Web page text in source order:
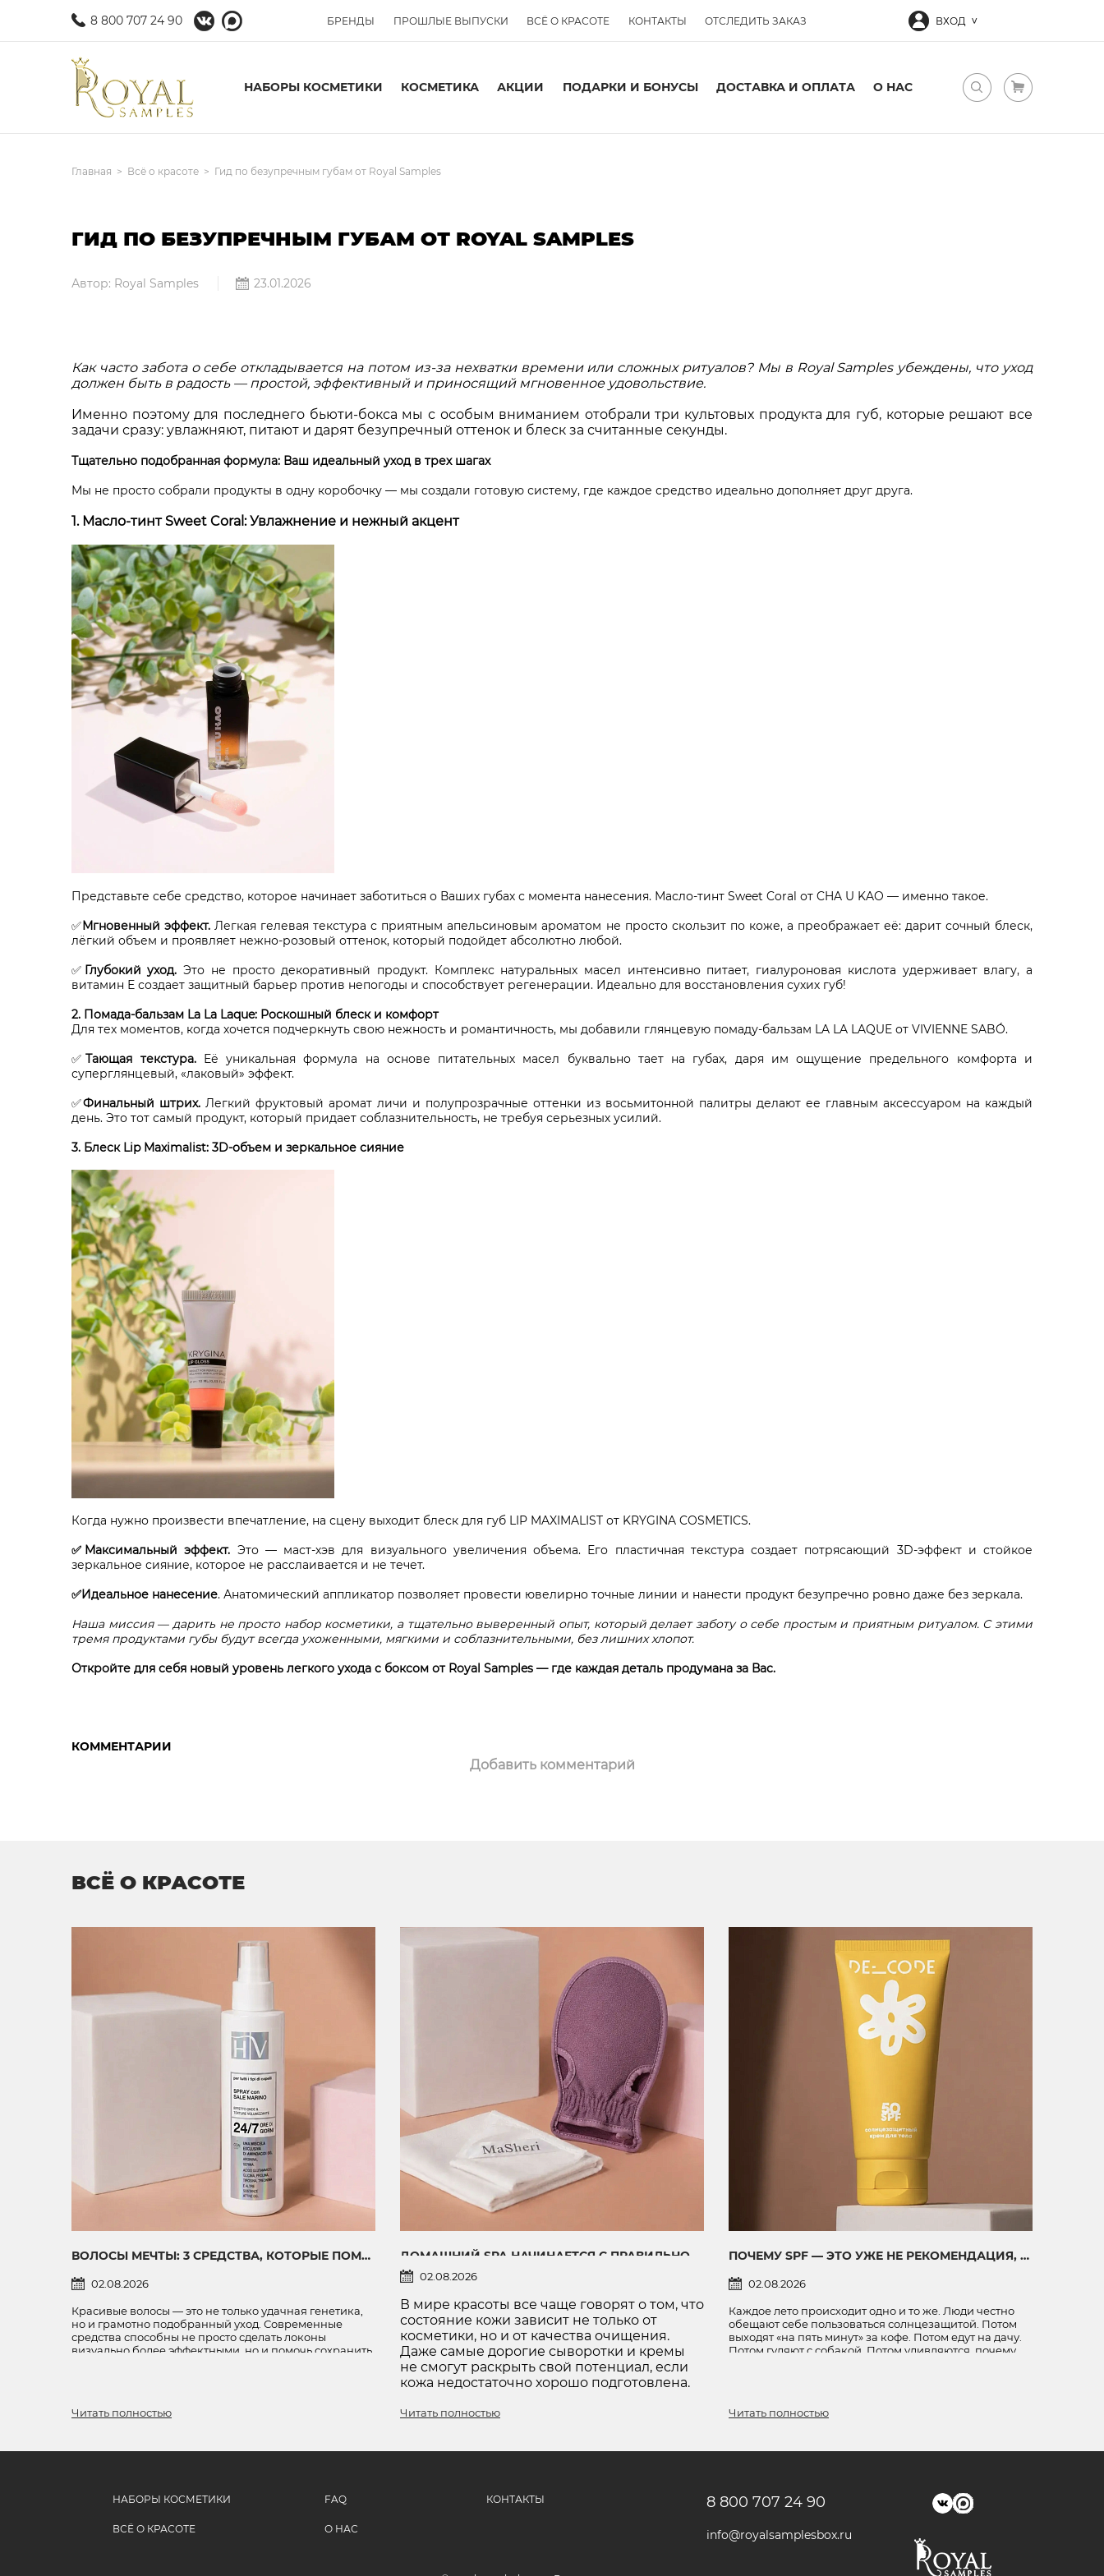
8 800 707 24 90 БРЕНДЫ ПРОШЛЫЕ ВЫПУСКИ ВСЁ О КРАСОТЕ КОНТАКТЫ ОТСЛЕДИТЬ ЗАКАЗ ВХОД
НАБОРЫ КОСМЕТИКИ КОСМЕТИКА АКЦИИ ПОДАРКИ И БОНУСЫ ДОСТАВКА И ОПЛАТА О НАС
Главная Всё о красоте Гид по безупречным губам от Royal Samples
ГИД ПО БЕЗУПРЕЧНЫМ ГУБАМ ОТ ROYAL SAMPLES
Автор: Royal Samples 23.01.2026
Как часто забота о себе откладывается на потом из-за нехватки времени или сложных ритуалов? Мы в Royal Samples убеждены, что уход
должен быть в радость — простой, эффективный и приносящий мгновенное удовольствие.
Именно поэтому для последнего бьюти-бокса мы с особым вниманием отобрали три культовых продукта для губ, которые решают все
задачи сразу: увлажняют, питают и дарят безупречный оттенок и блеск за считанные секунды.
Тщательно подобранная формула: Ваш идеальный уход в трех шагах
Мы не просто собрали продукты в одну коробочку — мы создали готовую систему, где каждое средство идеально дополняет друг друга.
1. Масло-тинт Sweet Coral: Увлажнение и нежный акцент
Представьте себе средство, которое начинает заботиться о Ваших губах с момента нанесения. Масло-тинт Sweet Coral от CHA U KAO — именно такое.
✅Мгновенный эффект. Легкая гелевая текстура с приятным апельсиновым ароматом не просто скользит по коже, а преображает её: дарит сочный блеск,
лёгкий объем и проявляет нежно-розовый оттенок, который подойдет абсолютно любой.
✅ Глубокий уход. Это не просто декоративный продукт. Комплекс натуральных масел интенсивно питает, гиалуроновая кислота удерживает влагу, а
витамин Е создает защитный барьер против непогоды и способствует регенерации. Идеально для восстановления сухих губ!
2. Помада-бальзам La La Laque: Роскошный блеск и комфорт
Для тех моментов, когда хочется подчеркнуть свою нежность и романтичность, мы добавили глянцевую помаду-бальзам LA LA LAQUE от VIVIENNE SABÓ.
✅Тающая текстура.Её уникальная формула на основе питательных масел буквально тает на губах, даря им ощущение предельного комфорта и
суперглянцевый, «лаковый» эффект.
✅Финальный штрих. Легкий фруктовый аромат личи и полупрозрачные оттенки из восьмитонной палитры делают ее главным аксессуаром на каждый
день. Это тот самый продукт, который придает соблазнительность, не требуя серьезных усилий.
3. Блеск Lip Maximalist: 3D-объем и зеркальное сияние
Когда нужно произвести впечатление, на сцену выходит блеск для губ LIP MAXIMALIST от KRYGINA COSMETICS.
✅Максимальный эффект. Это — маст-хэв для визуального увеличения объема. Его пластичная текстура создает потрясающий 3D-эффект и стойкое
зеркальное сияние, которое не расслаивается и не течет.
✅Идеальное нанесение. Анатомический аппликатор позволяет провести ювелирно точные линии и нанести продукт безупречно ровно даже без зеркала.
Наша миссия — дарить не просто набор косметики, а тщательно выверенный опыт, который делает заботу о себе простым и приятным ритуалом. С этими
тремя продуктами губы будут всегда ухоженными, мягкими и соблазнительными, без лишних хлопот.
Откройте для себя новый уровень легкого ухода с боксом от Royal Samples — где каждая деталь продумана за Вас.
КОММЕНТАРИИ
Добавить комментарий
ВСЁ О КРАСОТЕ
ВОЛОСЫ МЕЧТЫ: 3 СРЕДСТВА, КОТОРЫЕ ПОМОГУТ СОЗДАТЬ ОБЪЕМ, УКРЕПИТЬ ДЛИНУ И ПОДДЕРЖАТЬ РОСТ
02.08.2026
Красивые волосы — это не только удачная генетика,
но и грамотно подобранный уход. Современные
средства способны не просто сделать локоны
визуально более эффектными, но и помочь сохранить
Читать полностью
02.08.2026
В мире красоты все чаще говорят о том, что
состояние кожи зависит не только от
косметики, но и от качества очищения.
Даже самые дорогие сыворотки и кремы
не смогут раскрыть свой потенциал, если
кожа недостаточно хорошо подготовлена.
Читать полностью
ПОЧЕМУ SPF — ЭТО УЖЕ НЕ РЕКОМЕНДАЦИЯ, А ЗДРАВЫЙ СМЫСЛ
02.08.2026
Каждое лето происходит одно и то же. Люди честно
обещают себе пользоваться солнцезащитой. Потом
выходят «на пять минут» за кофе. Потом едут на дачу.
Потом гуляют с собакой. Потом удивляются, почему
Читать полностью
НАБОРЫ КОСМЕТИКИ
ВСЁ О КРАСОТЕ
FAQ
О НАС
КОНТАКТЫ 8 800 707 24 90
info@royalsamplesbox.ru